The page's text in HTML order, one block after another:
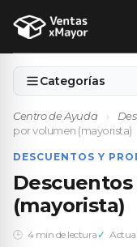
Categorías
Centro de Ayuda ›
por volumen (mayorista)
DESCUENTOS Y
(mayorista)
4 min de lectura